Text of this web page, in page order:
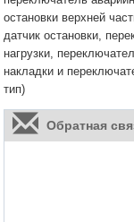
остановки верхней
датчик остановки,
нагрузки,
накладки и
тип)
Обратная